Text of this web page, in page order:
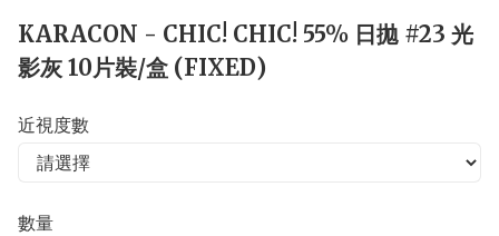
KARACON - CHIC! CHIC! 55% 日拋 #23 光
影灰 10片裝/盒 (FIXED)
近視度數
數量